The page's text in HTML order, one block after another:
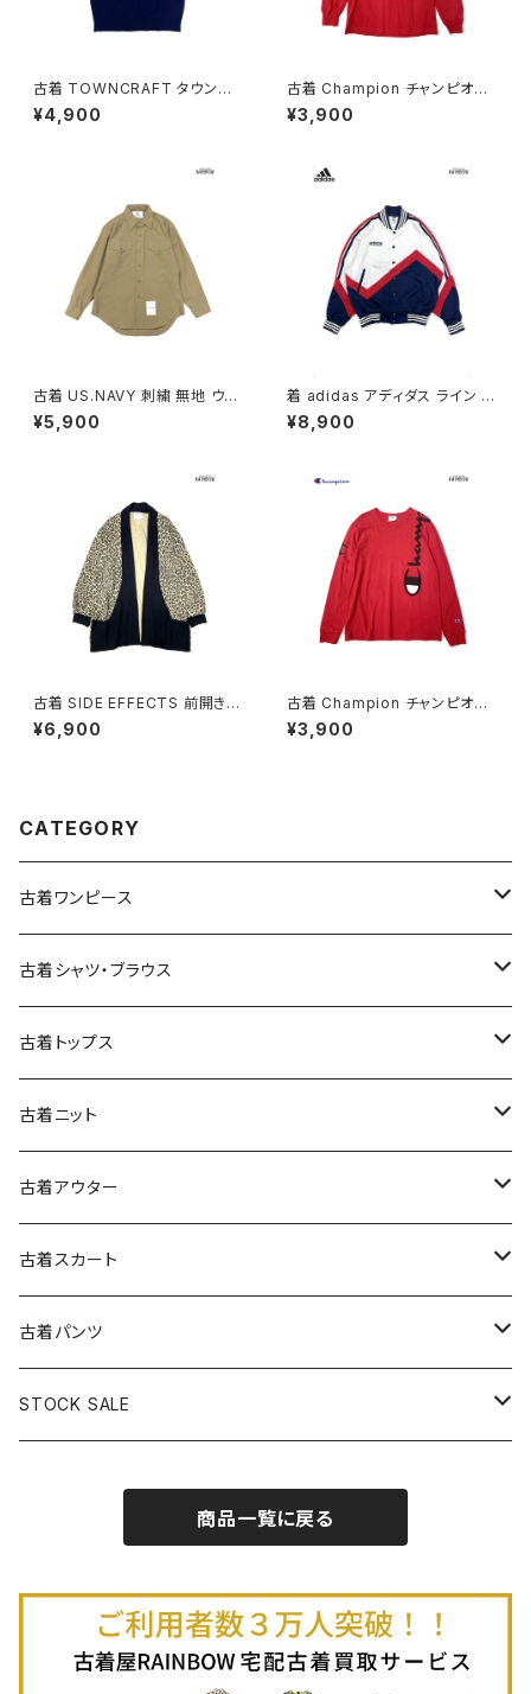
古着 TOWNCRAFT タウンク
ラフト 無地 半袖 ニット 紺 (ttu2
509075)
¥4,900
古着 Champion チャンピオン
ロゴ コットン100％ 長袖 Ｔシャ
ツ 赤 (ttu2501067)
¥3,900
古着 US.NAVY 刺繍 無地 ウー
ル 長袖 シャツ 茶 (ttu250104
1)
¥5,900
着 adidas アディダス ライン メ
ッシュ ロゴ 刺繍 前開き 無地 長
袖 アウター ライトジャケット 白
¥8,900
古着 SIDE EFFECTS 前開き
総柄 レオパード柄 長袖 ニット
アウター ベージュ (ttu250905
¥6,900
古着 Champion チャンピオン
ロゴ ブランドロゴ コットン10
0％ 長袖 Ｔシャツ 赤 (ttu2501
¥3,900
CATEGORY
古着ワンピース
古着長袖ワンピース
古着半袖ワンピース
古着ノースリーブワンピース
古着キャミソールワンピース
古着ベアトップワンピース
古着オールインワン
古着オーバーオール
古着シャツ・ブラウス
古着長袖シャツ・ブラウス
古着半袖シャツ・ブラウス
古着ノースリーブシャツ・ブラウス
古着トップス
古着スウェット&パーカー
古着スウェット
古着パーカー
古着プルオーバー
古着長袖プルオーバー
古着半袖プルオーバー
古着Ｔシャツ
古着長袖Ｔシャツ
古着半袖Ｔシャツ
古着ベスト
古着キャミソール
古着ポロシャツ
古着長袖ポロシャツ
古着スウェット
古着ニット
古着セーター
古着カーディガン
古着半袖ニット
古着ニットアウター
古着アウター
古着ライトジャケット
古着ライトコート
古着ヘビージャケット
古着羽織り
古着スカート
古着ロング丈スカート (丈76cm-)
古着膝丈スカート (丈56-75cm)
古着ミニ丈スカート (丈56-75cm)
古着パンツ
古着ロング丈パンツ
STOCK SALE
Autumn / Winter
商品一覧に戻る